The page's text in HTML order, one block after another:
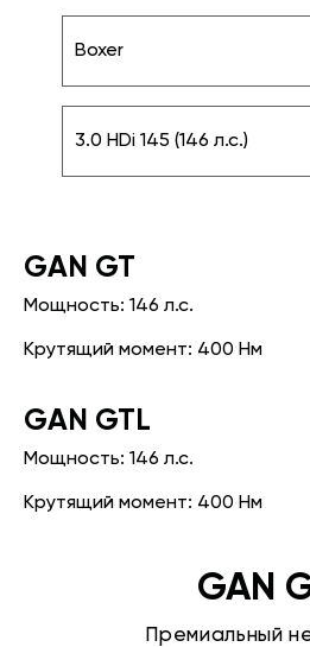
Boxer
3.0 HDi 145 (146 л.с.)
GАN GT
Мощность: 146 л.с.
Крутящий момент: 400 Нм
GАN GTL
Мощность: 146 л.с.
Крутящий момент: 400 Нм
GAN
Премиальный